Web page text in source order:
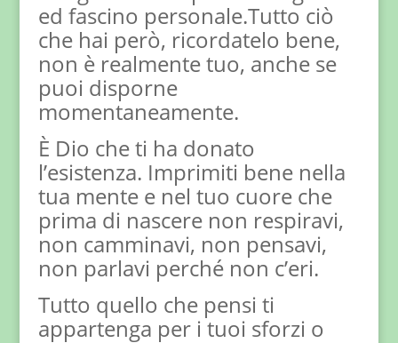
ed fascino personale.Tutto ciò
che hai però, ricordatelo bene,
non è realmente tuo, anche se
puoi disporne
momentaneamente.
È Dio che ti ha donato
l’esistenza. Imprimiti bene nella
tua mente e nel tuo cuore che
prima di nascere non respiravi,
non camminavi, non pensavi,
non parlavi perché non c’eri.
Tutto quello che pensi ti
appartenga per i tuoi sforzi o